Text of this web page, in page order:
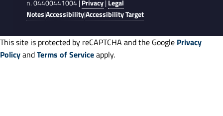
n. 04400441004 |Privacy|Legal
Notes|Accessibility|Accessibility Target
This site is protected by reCAPTCHA and the Google Privacy
PolicyandTerms of Serviceapply.